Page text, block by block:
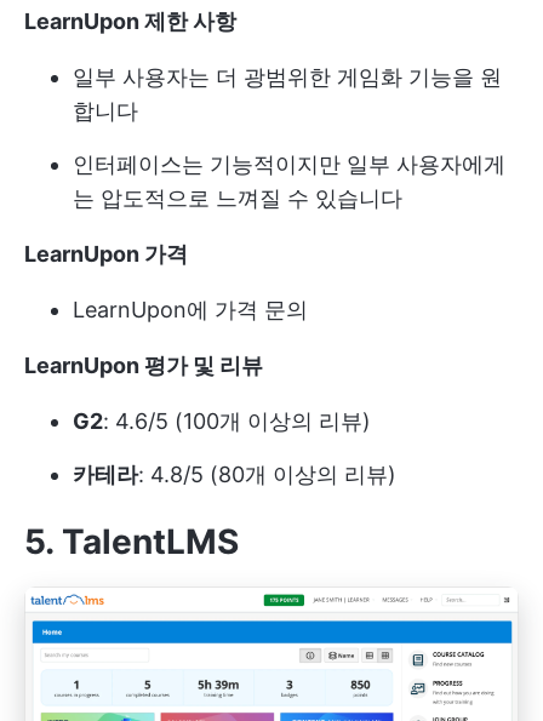
LearnUpon 제한 사항
일부 사용자는 더 광범위한 게임화 기능을 원
합니다
인터페이스는 기능적이지만 일부 사용자에게
는 압도적으로 느껴질 수 있습니다
LearnUpon 가격
LearnUpon에 가격 문의
LearnUpon 평가 및 리뷰
G2: 4.6/5 (100개 이상의 리뷰)
카테라: 4.8/5 (80개 이상의 리뷰)
5. TalentLMS